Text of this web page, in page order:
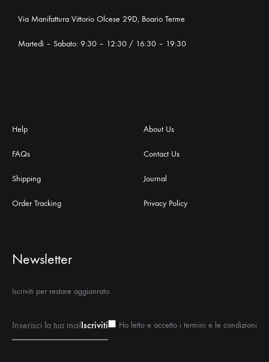
Via Manifattura Vittorio Olcese 29D, Boario Terme
Martedì – Sabato: 9:30 – 12:30 / 16:30 – 19:30
Help
FAQs
Shipping
Order Tracking
About Us
Contact Us
Journal
Privacy Policy
Newsletter
Iscriviti per restare aggionrato
Ho letto e accetto i termini e le condizioni